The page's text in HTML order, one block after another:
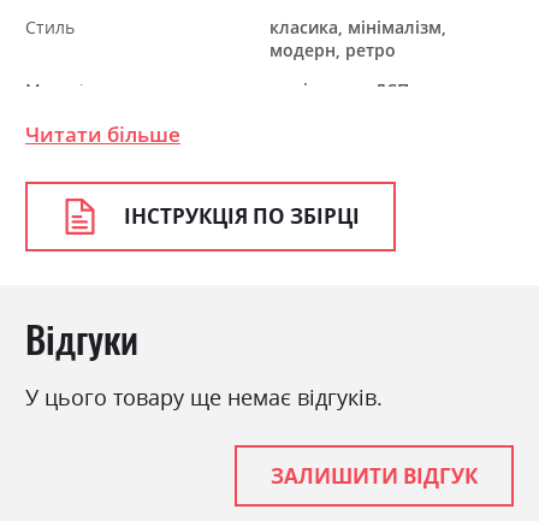
Стиль
класика, мінімалізм,
модерн, ретро
Матеріал
ламінована ДСП
Читати більше
ІНСТРУКЦІЯ ПО ЗБІРЦІ
Відгуки
У цього товару ще немає відгуків.
ЗАЛИШИТИ ВІДГУК